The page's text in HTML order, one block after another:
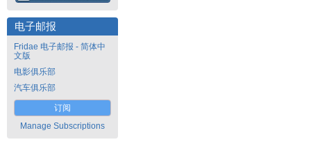
电子邮报
Fridae 电子邮报 - 简体中
文版
电影俱乐部
汽车俱乐部
订阅
Manage Subscriptions